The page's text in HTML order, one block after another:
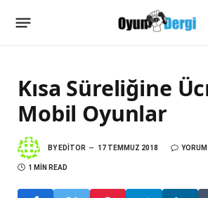
Kısa Süreliğine
Mobil Oyunlar
BY EDITOR 17 TEMMUZ 2018
1 MIN READ